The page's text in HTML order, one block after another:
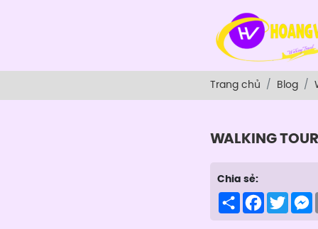
Trang chủ Blog
WALKING TOUR
Chia sẻ:
ShareFacebook